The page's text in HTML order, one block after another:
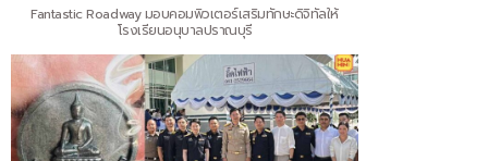
Fantastic Roadway มอบคอมพิวเตอร์เสริมทักษะดิจิทัลให้
โรงเรียนอนุบาลปราณบุรี